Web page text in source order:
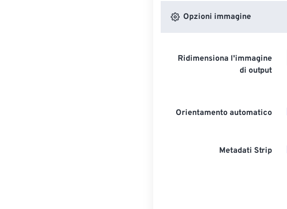
Opzioni immagine
Ridimensiona l'immagine
di output
Orientamento automatico
Metadati Strip